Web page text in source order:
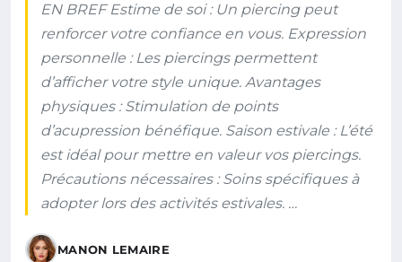
EN BREF Estime de soi : Un piercing peut
renforcer votre confiance en vous. Expression
personnelle : Les piercings permettent
d’afficher votre style unique. Avantages
physiques : Stimulation de points
d’acupression bénéfique. Saison estivale : L’été
est idéal pour mettre en valeur vos piercings.
Précautions nécessaires : Soins spécifiques à
adopter lors des activités estivales. …
MANON LEMAIRE